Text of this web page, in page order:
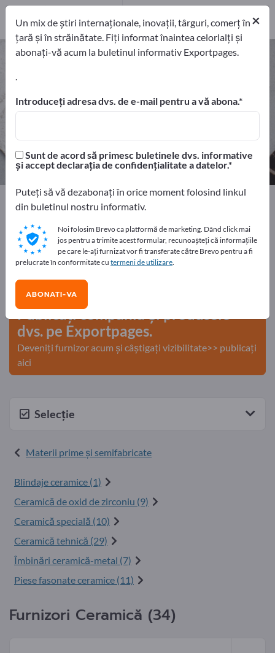
Ceramică – găsiți producători și
furnizori
exportatori Producători
3
Home Materii prime şi semifabricate Ceramică
Faceți publicitate gratuit pe
Exportpages!
Nevoile – Ofertele – Bunuri second-hand – Contacte
comerciale >> începeți aici
Publicați compania și produsele
dvs. pe Exportpages.
Deveniți furnizor acum și câștigați vizibilitate>> publicați
aici
Selecție
Materii prime şi semifabricate
Blindaje ceramice (1)
Ceramică de oxid de zirconiu (9)
Ceramică specială (10)
Ceramică tehnică (29)
Îmbinări ceramică-metal (7)
Piese fasonate ceramice (11)
Furnizori Ceramică (34)
×
Un mix de știri internaționale, inovații, târguri, comerț în
țară și în străinătate. Fiți informat înaintea celorlalți și
abonați-vă acum la buletinul informativ Exportpages.
.
Introduceți adresa dvs. de e-mail pentru a vă abona.
Sunt de acord să primesc buletinele dvs. informative
și accept declarația de confidențialitate a datelor.
Puteți să vă dezabonați în orice moment folosind linkul
din buletinul nostru informativ.
Noi folosim Brevo ca platformă de marketing. Dând click mai
jos pentru a trimite acest formular, recunoașteți că informațiile
pe care le-ați furnizat vor fi transferate către Brevo pentru a fi
prelucrate în conformitate cu termeni de utilizare.
ABONATI-VA